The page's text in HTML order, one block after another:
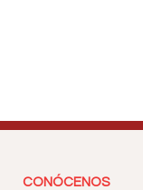
CONÓCENOS